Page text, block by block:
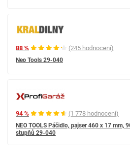
88 % (245 hodnocení)
Neo Tools 29-040
94 % (1 778 hodnocení)
NEO TOOLS Páčidlo, pajser 460 x 17 mm,
stupňů 29-040